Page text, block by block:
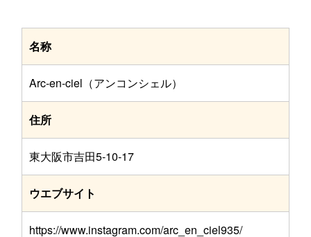
名称
Arc-en-ciel（アンコンシェル）
住所
東大阪市吉田5-10-17
ウエブサイト
https://www.instagram.com/arc_en_ciel935/